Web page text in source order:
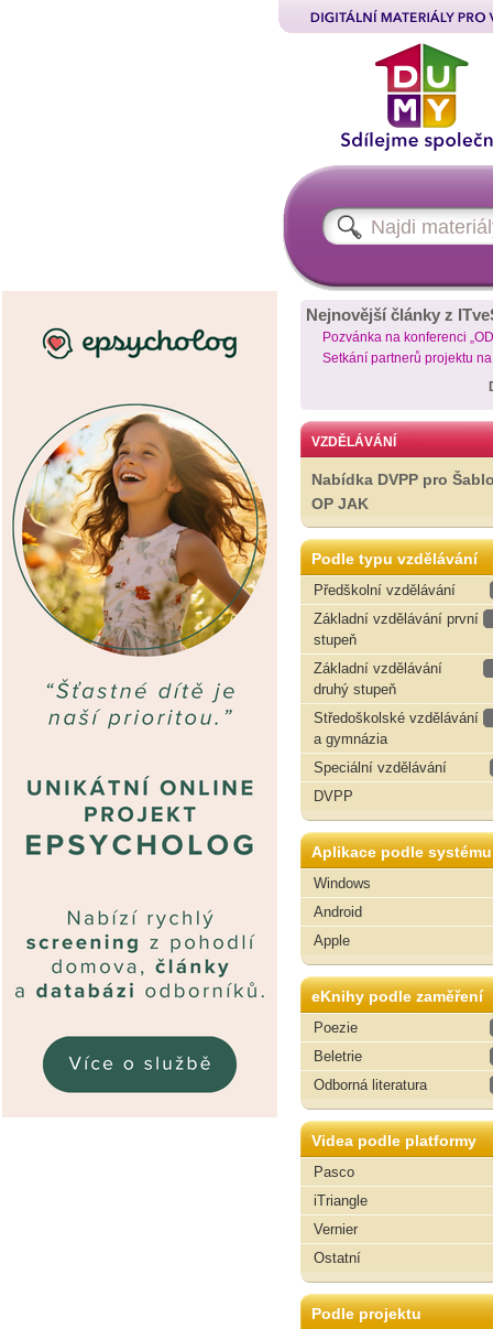
Nejnovější články z
Pozvánka na konferenci
Setkání partnerů projektu
VZDĚLÁVÁNÍ
Nabídka DVPP pro
OP JAK
Podle typu vzdělávání
Předškolní vzdělávání
Základní vzdělávání první
stupeň
Základní vzdělávání
druhý stupeň
Středoškolské vzdělávání
a gymnázia
Speciální vzdělávání
DVPP
Aplikace podle systému
Windows
Android
Apple
eKnihy podle zaměření
Poezie
Beletrie
Odborná literatura
Videa podle platformy
Pasco
iTriangle
Vernier
Ostatní
Podle projektu